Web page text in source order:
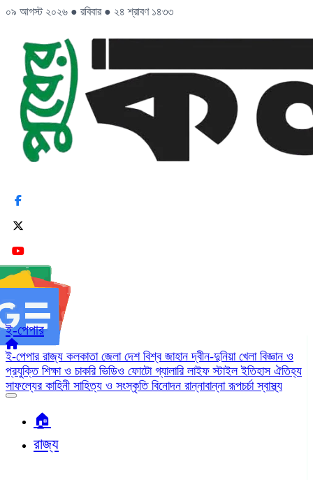
০৯ আগস্ট ২০২৬ ● রবিবার ● ২৪ শ্রাবণ ১৪৩৩
ই-পেপার
ই-পেপার রাজ্য কলকাতা জেলা দেশ বিশ্ব জাহানদ্বীন-দুনিয়া খেলা বিজ্ঞান ও
প্রযুক্তি শিক্ষা ও চাকরি ভিডিও ফোটো গ্যালারি লাইফ স্টাইলইতিহাস ঐতিহ্য
সাফল্যের কাহিনী সাহিত্য ও সংস্কৃতি বিনোদন রান্নাবান্নারূপচর্চাস্বাস্থ্য
🏠︎
রাজ্য